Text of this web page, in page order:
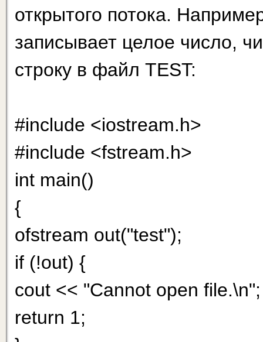
открытого потока.
записывает целое чис­ло,
строку в файл TEST:
#include <iostream.h>
#include <fstream.h>
int main()
{
ofstream out("test");
if (!out) {
cout << "Cannot open file.\n";
return 1;